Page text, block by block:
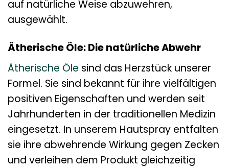
auf natürliche Weise abzuwehren,
ausgewählt.
Ätherische Öle: Die natürliche Abwehr
Ätherische Öle sind das Herzstück unserer
Formel. Sie sind bekannt für ihre vielfältigen
positiven Eigenschaften und werden seit
Jahrhunderten in der traditionellen Medizin
eingesetzt. In unserem Hautspray entfalten
sie ihre abwehrende Wirkung gegen Zecken
und verleihen dem Produkt gleichzeitig